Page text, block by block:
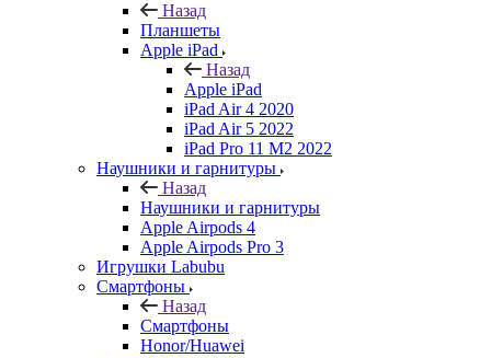
Назад
Планшеты
Apple iPad
Назад
Apple iPad
iPad Air 4 2020
iPad Air 5 2022
iPad Pro 11 M2 2022
Наушники и гарнитуры
Назад
Наушники и гарнитуры
Apple Airpods 4
Apple Airpods Pro 3
Игрушки Labubu
Смартфоны
Назад
Смартфоны
Honor/Huawei